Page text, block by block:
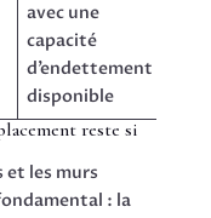
avec une
capacité
d’endettement
disponible
reste si
et les murs
: la